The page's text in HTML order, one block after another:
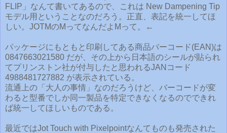
FLIP」なんて書いてあるので、これは New Dampening Tip
モデル用ということなのだろう。正直、表記を統一してほ
しい。JOTMのMってなんだよMって。←
パッケージにもともと印刷してある商品バーコード(EAN)は
0847663021580 だが、その上から日本語のシールが貼られ
てプリンストン社が付与したと思われるJANコード
4988481727882 が表示されている。
流通上の「大人の事情」なのだろうけど、バーコードが変
わると型番でしか同一製品を特定できなくなるのでできれ
ば統一してほしいものである。
最近ではJot Touch with Pixelpointなんてものも発売された